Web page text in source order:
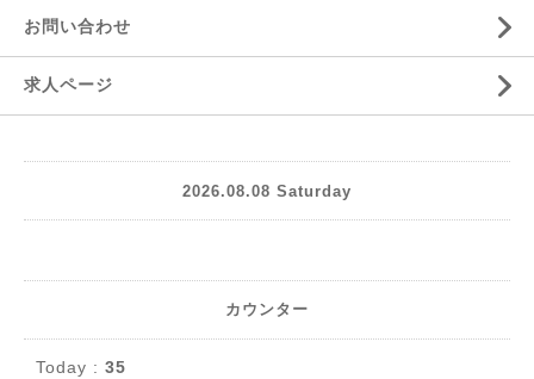
お問い合わせ
求人ページ
2026.08.08 Saturday
カウンター
Today : 35